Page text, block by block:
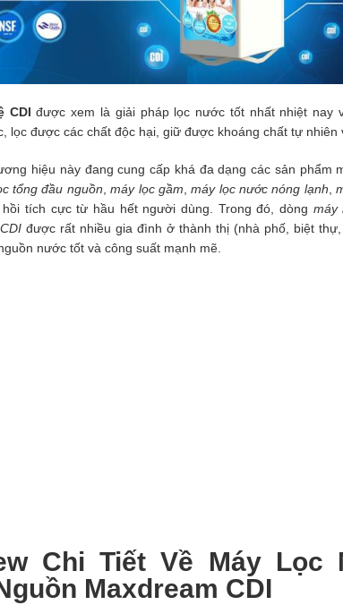
CDI được xem là giải pháp lọc nước tốt nhất nhiệt nay
lọc được các chất độc hại, giữ được khoáng chất tự nhiên
hiệu này đang cung cấp khá đa dạng các sản phẩm
tổng đầu nguồn ,máy lọc gầm ,máy lọc nước nóng lạnh ,
tích cực từ hầu hết người dùng. Trong đó, dòng máy
được rất nhiều gia đình ở thành thị (nhà phố, biệt
nước tốt và công suất mạnh mẽ.
Chi Tiết Về Máy Lọc
Maxdream CDI